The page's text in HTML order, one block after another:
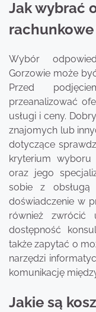
Jak wybrać
Wybór
Gorzowie może
Przed
przeanalizować
usługi i ceny.
znajomych lub
dotyczące
kryterium wyboru
oraz jego
sobie z obsługą
doświadczenie w
również zwrócić
dostępność
także zapytać o
narzędzi
komunikację
Jakie są